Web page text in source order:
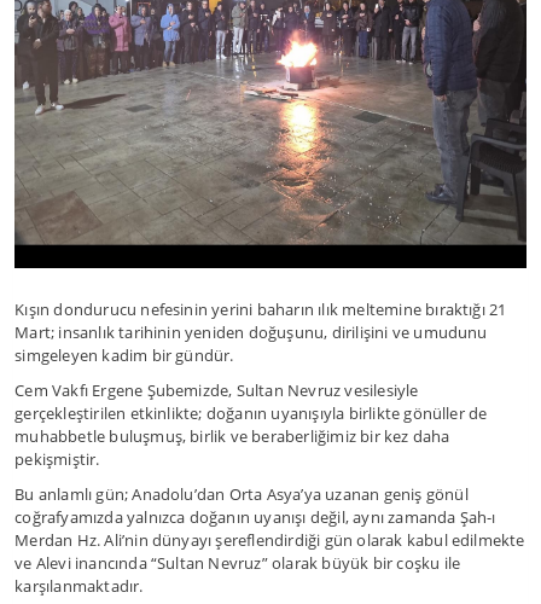
Kışın dondurucu nefesinin yerini baharın ılık meltemine bıraktığı 21
Mart; insanlık tarihinin yeniden doğuşunu, dirilişini ve umudunu
simgeleyen kadim bir gündür.
Cem Vakfı Ergene Şubemizde, Sultan Nevruz vesilesiyle
gerçekleştirilen etkinlikte; doğanın uyanışıyla birlikte gönüller de
muhabbetle buluşmuş, birlik ve beraberliğimiz bir kez daha
pekişmiştir.
Bu anlamlı gün; Anadolu’dan Orta Asya’ya uzanan geniş gönül
coğrafyamızda yalnızca doğanın uyanışı değil, aynı zamanda Şah-ı
Merdan Hz. Ali’nin dünyayı şereflendirdiği gün olarak kabul edilmekte
ve Alevi inancında “Sultan Nevruz” olarak büyük bir coşku ile
karşılanmaktadır.